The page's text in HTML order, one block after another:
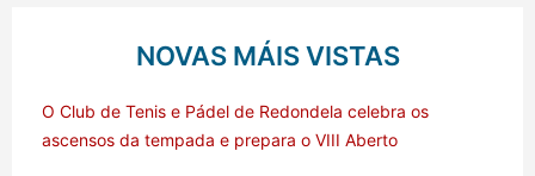
NOVAS MÁIS VISTAS
O Club de Tenis e Pádel de Redondela celebra os
ascensos da tempada e prepara o VIII Aberto